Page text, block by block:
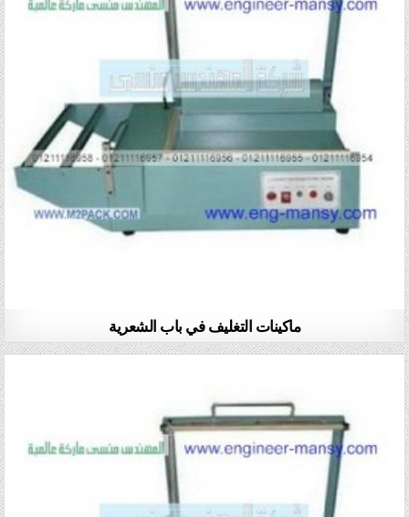
ماكينات التغليف في باب الشعرية